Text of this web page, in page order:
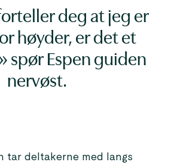
deg at jeg er
høyder, er det et
spør Espen guiden
nervøst.
tar deltakerne med langs